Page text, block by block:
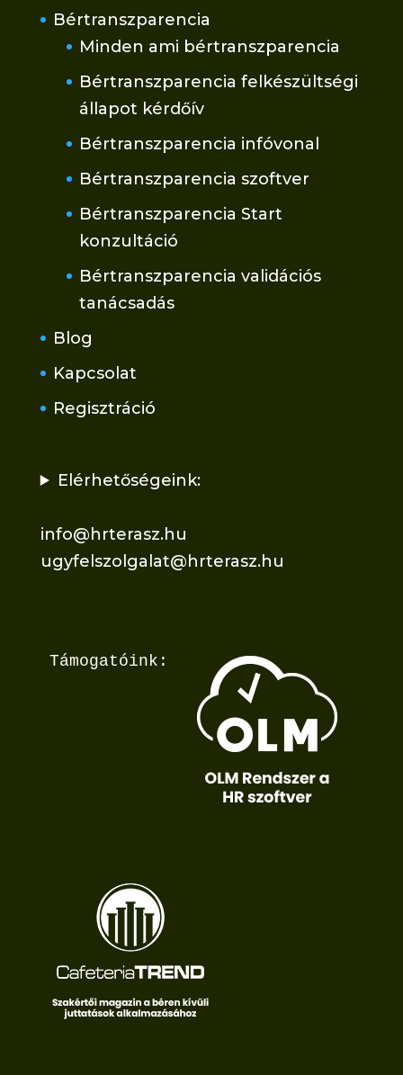
Bértranszparencia
Minden ami bértranszparencia
Bértranszparencia felkészültségi
állapot kérdőív
Bértranszparencia infóvonal
Bértranszparencia szoftver
Bértranszparencia Start
konzultáció
Bértranszparencia validációs
tanácsadás
Blog
Kapcsolat
Regisztráció
Elérhetőségeink:
info@hrterasz.hu
ugyfelszolgalat@hrterasz.hu
Támogatóink: